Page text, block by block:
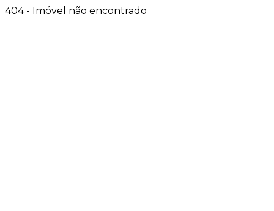
404 - Imóvel não encontrado